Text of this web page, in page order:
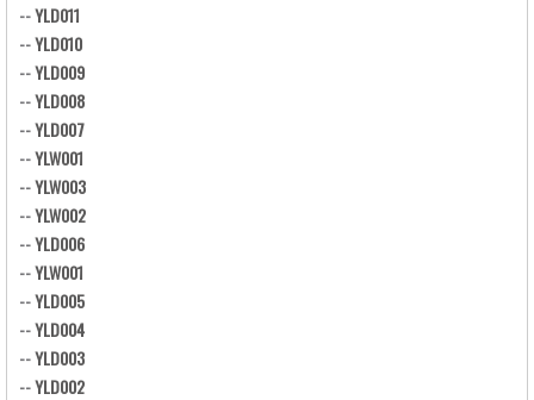
--YLD011
--YLD010
--YLD009
--YLD008
--YLD007
--YLW001
--YLW003
--YLW002
--YLD006
--YLW001
--YLD005
--YLD004
--YLD003
--YLD002